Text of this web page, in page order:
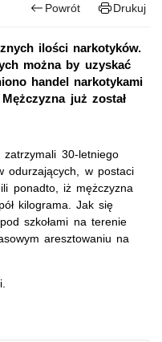
Powrót Drukuj
ilości narkotyków.
można by uzyskać
handel narkotykami
już został
30-letniego
odurzających, w postaci
ponadto, iż mężczyzna
kilograma. Jak się
szkołami na terenie
aresztowaniu na